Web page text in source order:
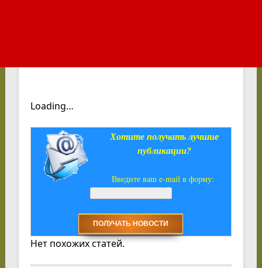
Loading…
Хотите получать лучшие
публикации?
Введите ваш e-mail в форму:
Нет похожих статей.